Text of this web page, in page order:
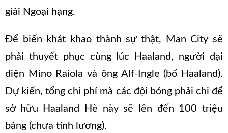
giải Ngoại hạng.
Để biến khát khao thành sự thật, Man City sẽ
phải thuyết phục cùng lúc Haaland, người đại
diện Mino Raiola và ông Alf-Ingle (bố Haaland).
Dự kiến, tổng chi phí mà các đội bóng phải chi để
sở hữu Haaland Hè này sẽ lên đến 100 triệu
bảng (chưa tính lương).